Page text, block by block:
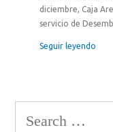
diciembre, Caja
servicio de
Seguir leyendo